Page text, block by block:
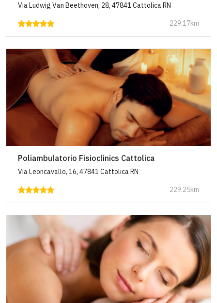
Via Ludwig Van Beethoven, 28, 47841 Cattolica RN
229.17km
Poliambulatorio Fisioclinics Cattolica
Via Leoncavallo, 16, 47841 Cattolica RN
229.25km